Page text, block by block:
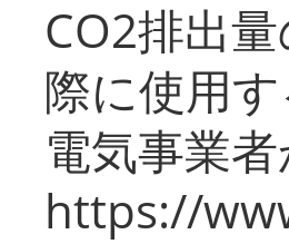
CO2排出
際に使用
電気事業
https://